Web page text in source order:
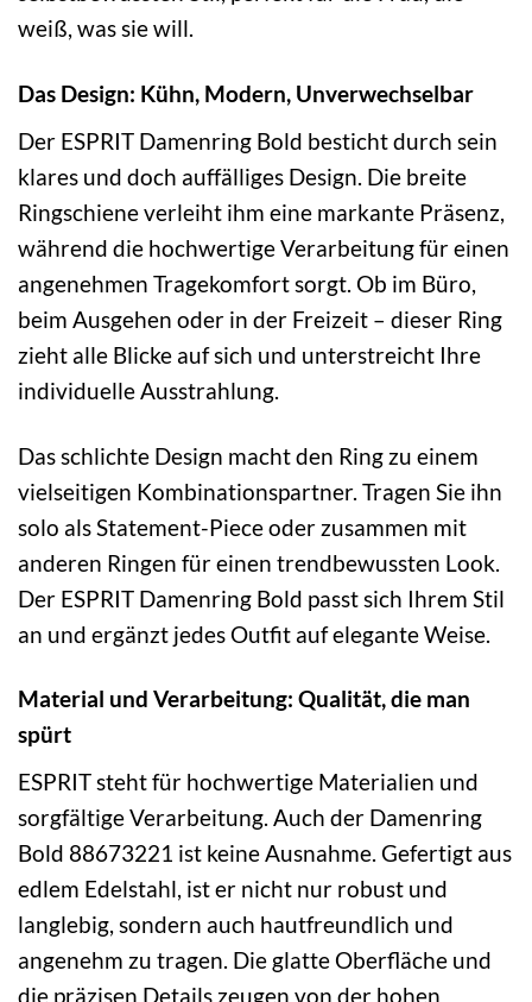
weiß, was sie will.
Das Design: Kühn, Modern, Unverwechselbar
Der ESPRIT Damenring Bold besticht durch sein
klares und doch auffälliges Design. Die breite
Ringschiene verleiht ihm eine markante Präsenz,
während die hochwertige Verarbeitung für einen
angenehmen Tragekomfort sorgt. Ob im Büro,
beim Ausgehen oder in der Freizeit – dieser Ring
zieht alle Blicke auf sich und unterstreicht Ihre
individuelle Ausstrahlung.
Das schlichte Design macht den Ring zu einem
vielseitigen Kombinationspartner. Tragen Sie ihn
solo als Statement-Piece oder zusammen mit
anderen Ringen für einen trendbewussten Look.
Der ESPRIT Damenring Bold passt sich Ihrem Stil
an und ergänzt jedes Outfit auf elegante Weise.
Material und Verarbeitung: Qualität, die man
spürt
ESPRIT steht für hochwertige Materialien und
sorgfältige Verarbeitung. Auch der Damenring
Bold 88673221 ist keine Ausnahme. Gefertigt aus
edlem Edelstahl, ist er nicht nur robust und
langlebig, sondern auch hautfreundlich und
angenehm zu tragen. Die glatte Oberfläche und
die präzisen Details zeugen von der hohen